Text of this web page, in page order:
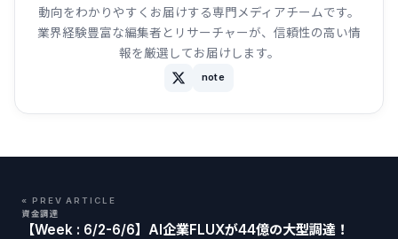
動向をわかりやすくお届けする専門メディアチームです。
業界経験豊富な編集者とリサーチャーが、信頼性の高い情
報を厳選してお届けします。
note
« PREV ARTICLE
資金調達
【Week : 6/2-6/6】AI企業FLUXが44億の大型調達！